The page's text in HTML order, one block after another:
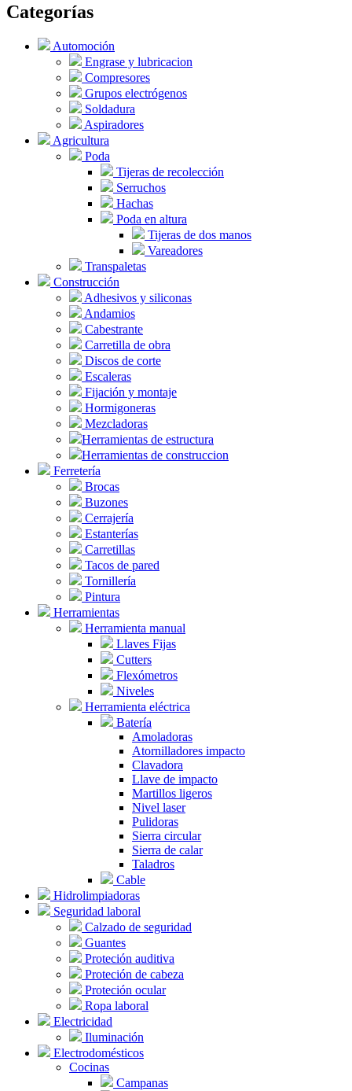
Categorías
Automoción
Engrase y lubricacion
Compresores
Grupos electrógenos
Soldadura
Aspiradores
Agricultura
Poda
Tijeras de recolección
Serruchos
Hachas
Poda en altura
Tijeras de dos manos
Vareadores
Transpaletas
Construcción
Adhesivos y siliconas
Andamios
Cabestrante
Carretilla de obra
Discos de corte
Escaleras
Fijación y montaje
Hormigoneras
Mezcladoras
Herramientas de estructura
Herramientas de construccion
Ferretería
Brocas
Buzones
Cerrajería
Estanterías
Carretillas
Tacos de pared
Tornillería
Pintura
Herramientas
Herramienta manual
Llaves Fijas
Cutters
Flexómetros
Niveles
Herramienta eléctrica
Batería
Amoladoras
Atornilladores impacto
Clavadora
Llave de impacto
Martillos ligeros
Nivel laser
Pulidoras
Sierra circular
Sierra de calar
Taladros
Cable
Hidrolimpiadoras
Seguridad laboral
Calzado de seguridad
Guantes
Proteción auditiva
Proteción de cabeza
Proteción ocular
Ropa laboral
Electricidad
Iluminación
Electrodomésticos
Cocinas
Campanas